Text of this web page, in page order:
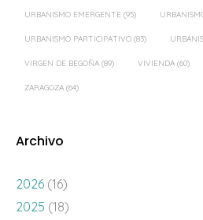
URBANISMO EMERGENTE (95)
URBANISMO PARTICIPATIVO (83)
VIRGEN DE BEGOÑA (89) VIVIENDA (60)
ZARAGOZA (64)
Archivo
2026 (16)
2025 (18)